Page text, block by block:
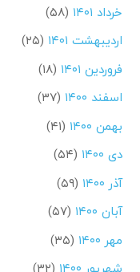
خرداد ۱۴۰۱
(۵۸)
اردیبهشت ۱۴۰۱
(۲۵)
فروردین ۱۴۰۱
(۱۸)
اسفند ۱۴۰۰
(۳۷)
بهمن ۱۴۰۰
(۴۱)
دی ۱۴۰۰
(۵۴)
آذر ۱۴۰۰
(۵۹)
آبان ۱۴۰۰
(۵۷)
مهر ۱۴۰۰
(۳۵)